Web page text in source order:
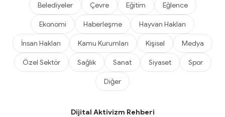
Belediyeler Çevre Eğitim Eğlence
Ekonomi Haberleşme Hayvan Hakları
İnsan Hakları Kamu Kurumları Kişisel Medya
Özel Sektör Sağlık Sanat Siyaset Spor
Diğer
Dijital Aktivizm Rehberi